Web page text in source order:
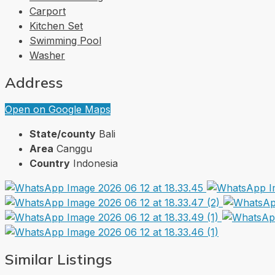
Carport
Kitchen Set
Swimming Pool
Washer
Address
Open on Google Maps
State/county Bali
Area Canggu
Country Indonesia
Similar Listings